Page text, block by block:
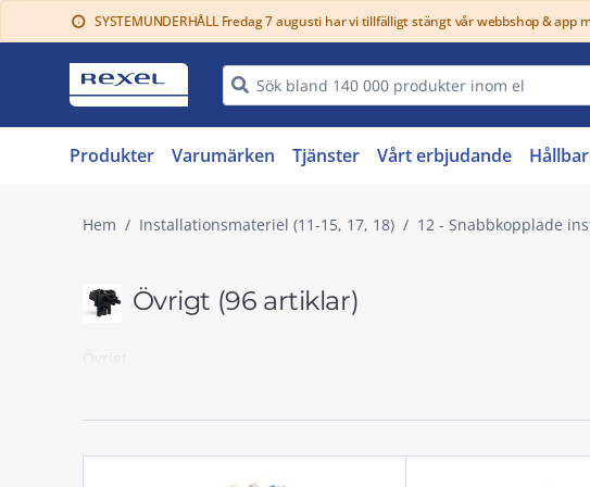
info SYSTEMUNDERHÅLL Fredag 7 augusti har vi tillfälligt stängt vår webbshop & app
Produkter Varumärken Tjänster Vårt erbjudande
Hem Installationsmateriel (11-15, 17, 18) 12 - Snabbkopplade
Övrigt (96 artiklar)
Övrigt